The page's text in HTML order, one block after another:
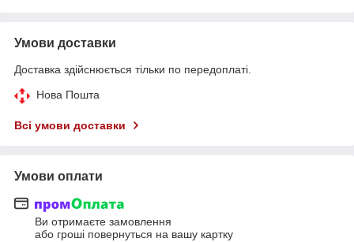
Умови доставки
Доставка здійснюється тільки по передоплаті.
Нова Пошта
Всі умови доставки
Умови оплати
Ви отримаєте замовлення
або гроші повернуться на вашу картку